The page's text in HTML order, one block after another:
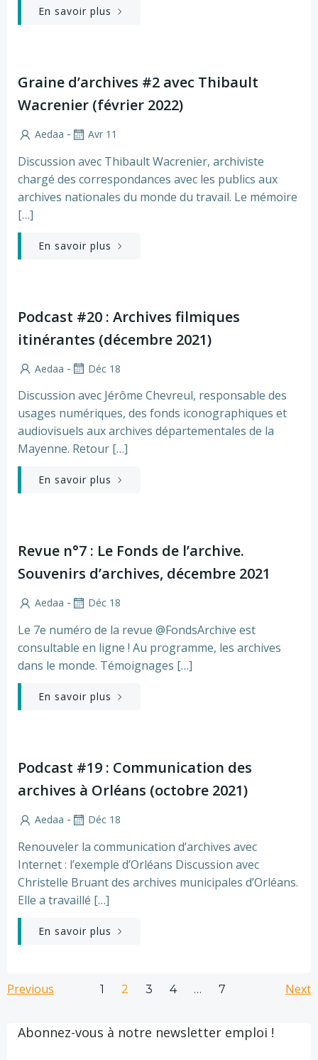
En savoir plus
Graine d’archives #2 avec Thibault
Wacrenier (février 2022)
Aedaa - Avr 11
Discussion avec Thibault Wacrenier, archiviste
chargé des correspondances avec les publics aux
archives nationales du monde du travail. Le mémoire
[…]
En savoir plus
Podcast #20 : Archives filmiques
itinérantes (décembre 2021)
Aedaa - Déc 18
Discussion avec Jérôme Chevreul, responsable des
usages numériques, des fonds iconographiques et
audiovisuels aux archives départementales de la
Mayenne. Retour […]
En savoir plus
Revue n°7 : Le Fonds de l’archive.
Souvenirs d’archives, décembre 2021
Aedaa - Déc 18
Le 7e numéro de la revue @FondsArchive est
consultable en ligne ! Au programme, les archives
dans le monde. Témoignages […]
En savoir plus
Podcast #19 : Communication des
archives à Orléans (octobre 2021)
Aedaa - Déc 18
Renouveler la communication d’archives avec
Internet : l’exemple d’Orléans Discussion avec
Christelle Bruant des archives municipales d’Orléans.
Elle a travaillé […]
En savoir plus
Posts
navigation
Previous
Posts
navigation
Page
1 Page
2 Page
3 Page
4 … Page
7 Next
Abonnez-vous à notre newsletter emploi !